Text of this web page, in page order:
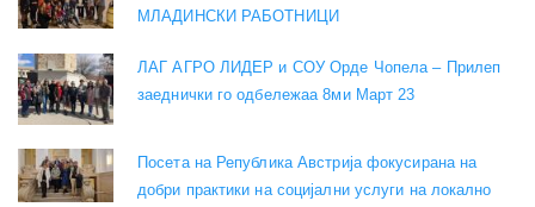
МЛАДИНСКИ РАБОТНИЦИ
ЛАГ АГРО ЛИДЕР и СОУ Орде Чопела – Прилеп
заеднички го одбележаа 8ми Март 23
Посета на Република Австрија фокусирана на
добри практики на социјални услуги на локално